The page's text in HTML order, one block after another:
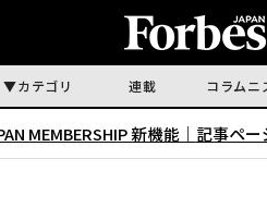
カテゴリ 連載 コラムニ
MEMBERSHIP 新機能｜ 記事ペ